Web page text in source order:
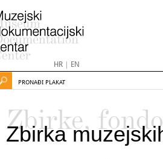
HR| EN
PRONAĐI PLAKAT
Zbirke,
Zbirka